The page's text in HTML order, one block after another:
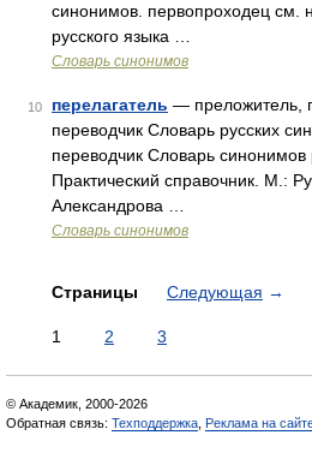
синонимов. первопроходец см.
русского языка …
Словарь синонимов
10 перелагатель — преложитель,
переводчик Словарь русских
переводчик Словарь синонимов
Практический справочник. М.:
Александрова …
Словарь синонимов
Страницы Следующая →
1 2 3
© Академик, 2000-2026
Обратная связь: Техподдержка Реклама на